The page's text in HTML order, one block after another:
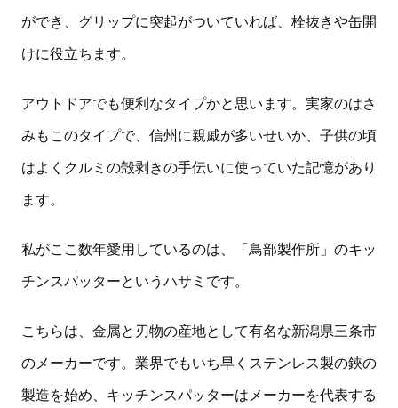
ができ、グリップに突起がついていれば、栓抜きや缶開
けに役立ちます。
アウトドアでも便利なタイプかと思います。実家のはさ
みもこのタイプで、信州に親戚が多いせいか、子供の頃
はよくクルミの殻剥きの手伝いに使っていた記憶があり
ます。
私がここ数年愛用しているのは、「鳥部製作所」のキッ
チンスパッターというハサミです。
こちらは、金属と刃物の産地として有名な新潟県三条市
のメーカーです。業界でもいち早くステンレス製の鋏の
製造を始め、キッチンスパッターはメーカーを代表する